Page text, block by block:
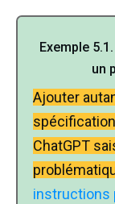
Exemple 5.1.
un
Ajouter
ChatGPT
instructions